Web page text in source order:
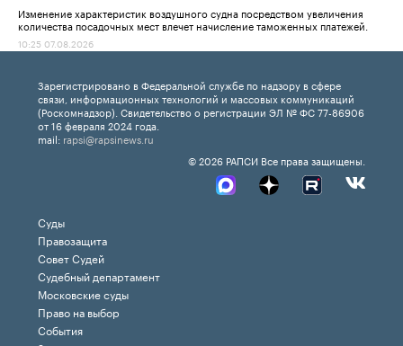
Изменение характеристик воздушного судна посредством увеличения
количества посадочных мест влечет начисление таможенных платежей.
10:25 07.08.2026
Зарегистрировано в Федеральной службе по надзору в сфере
связи, информационных технологий и массовых коммуникаций
(Роскомнадзор). Свидетельство о регистрации ЭЛ № ФС 77-86906
от 16 февраля 2024 года.
mail: rapsi@rapsinews.ru
© 2026 РАПСИ Все права защищены.
Суды
Правозащита
Совет Судей
Судебный департамент
Московские суды
Право на выбор
События